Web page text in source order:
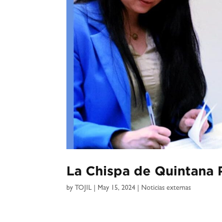
La Chispa de Quintana
by TOJIL May 15, 2024 Noticias externas